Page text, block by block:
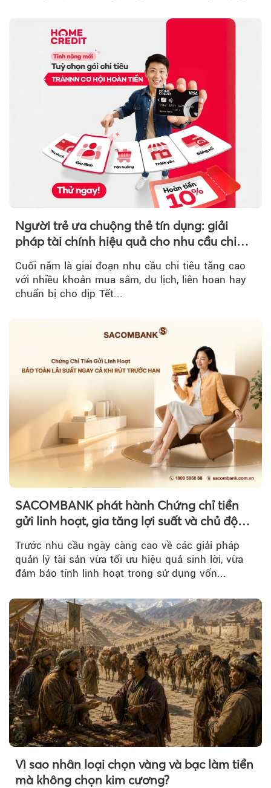
Người trẻ ưa chuộng thẻ tín dụng: giải
pháp tài chính hiệu quả cho nhu cầu chi
Cuối năm là giai đoạn nhu cầu chi tiêu tăng cao
với nhiều khoản mua sắm, du lịch, liên hoan hay
chuẩn bị cho dịp Tết...
SACOMBANK phát hành Chứng chỉ tiền
gửi linh hoạt, gia tăng lợi suất và chủ động
Trước nhu cầu ngày càng cao về các giải pháp
quản lý tài sản vừa tối ưu hiệu quả sinh lời, vừa
đảm bảo tính linh hoạt trong sử dụng vốn...
Vì sao nhân loại chọn vàng và bạc làm tiền
mà không chọn kim cương?